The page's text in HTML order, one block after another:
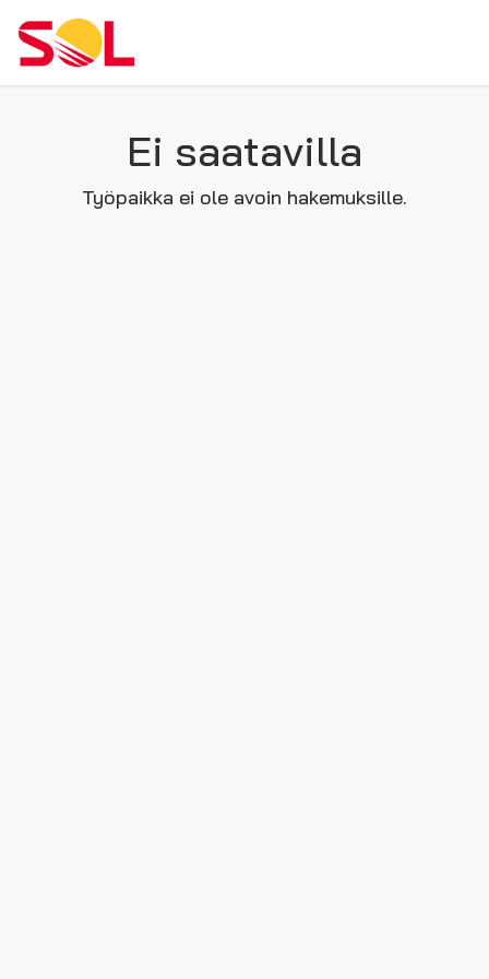
Ei saatavilla
Työpaikka ei ole avoin hakemuksille.